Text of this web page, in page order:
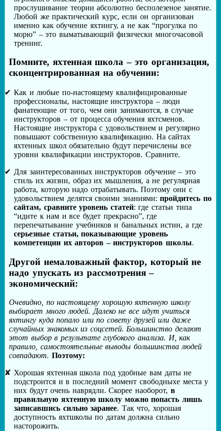
прослушивание теории абсолютно бесполезеное занятие.
Любой же практический курс, если он организован
именно как обучение яхтингу, а не как “прогулка по
морю” – это выматывающий физически многочасовой
тренинг.
Помните, яхтенная школа – это организация,
сконцентрированная на обучении:
Как и любые по-настоящему квалифицированные
профессионалы, настоящие инструктора – люди
фанатеющие от того, чем они занимаются, в случае
инструкторов – от процесса обучения яхтсменов.
Настоящие инструктора с удовольствием и регулярно
повышают собственную квалификацию. На сайтах
яхтенных школ обязательно будут перечислены все
уровни квалификации инструкторов. Сравните.
Для заинтересованных инструкторов обучение – это
стиль их жизни, образ их мышления, а не регулярная
работа, которую надо отрабатывать. Поэтому они с
удовольствием делятся своими знаниями:пройдитесь по
сайтам, сравните уровень статей: где статьи типа
“идите к нам и все будет прекрасно”, где
перепечатывание учебников и банальных истин, а где
серьезные статьи, показывающие уровень
компетенции их авторов – инструкторов школы.
Другой немаловажный фактор, который не
надо упускать из рассмотрения –
экономический:
Очевидно, по настоящему хорошую яхтенную школу
выбирает много людей. Далеко не все идут учиться
яхтингу куда попало или по совету друзей или даже
случайных знакомых из соцсетей. Большинство делают
этот выбор в результате глубокого анализа. И, как
правило, самостоятельные выводы большинства людей
совпадают. Поэтому:
Хорошая яхтенная школа под удобные вам даты не
подстроится и в последний момент свободныхе места у
них будут очень наврядли. Скорее наоборот, в
правильную яхтенную школу можно попасть лишь
записавшись сильно заранее. Так что, хорошая
доступность яхтшколы по датам должна сильно
насторожить.